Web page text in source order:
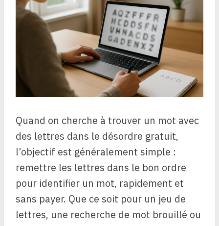
Quand on cherche à trouver un mot avec
des lettres dans le désordre gratuit,
l’objectif est généralement simple :
remettre les lettres dans le bon ordre
pour identifier un mot, rapidement et
sans payer. Que ce soit pour un jeu de
lettres, une recherche de mot brouillé ou